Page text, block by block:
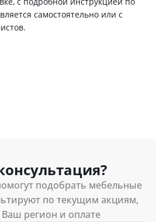
самостоятельно или с
подобрать мебельные
по текущим акциям,
Ваш регион и оплате